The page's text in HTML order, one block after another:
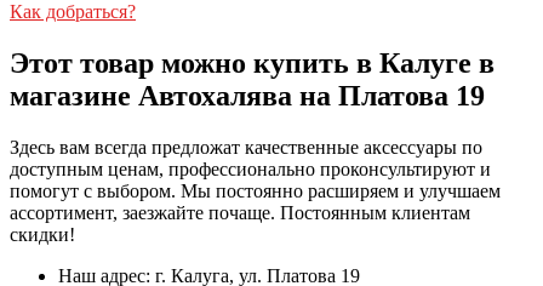
Как добраться?
Этот товар можно купить в Калуге в
магазине Автохалява на Платова 19
Здесь вам всегда предложат качественные аксессуары по
доступным ценам, профессионально проконсультируют и
помогут с выбором. Мы постоянно расширяем и улучшаем
ассортимент, заезжайте почаще. Постоянным клиентам
скидки!
Наш адрес: г. Калуга, ул. Платова 19